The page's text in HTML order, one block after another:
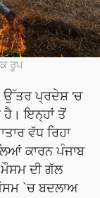
ਰੂਪ
ਉੱਤਰ ਪ੍ਰਦੇਸ਼ 'ਚ
ਹੈ। ਇਨ੍ਹਾਂ ਤੋਂ
ਵੱਧ ਰਿਹਾ
ਕਾਰਨ ਪੰਜਾਬ
ਦੀ ਗੱਲ
`ਚ ਬਦਲਾਅ